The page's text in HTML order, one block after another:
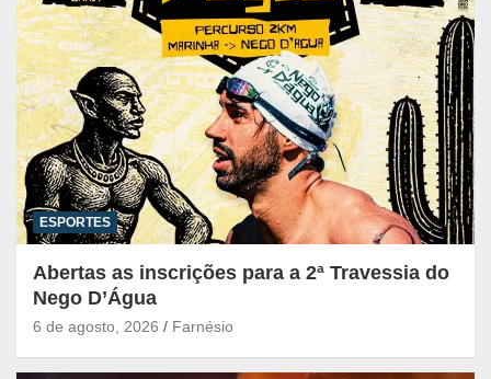
ESPORTES
Abertas as inscrições para a 2ª Travessia do
Nego D’Água
6 de agosto, 2026 Farnésio